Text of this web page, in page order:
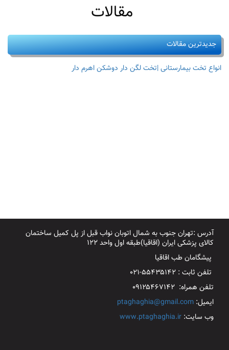
مقالات
جدیدترین مقالات
انواع تخت بیمارستانی |تخت لگن دار دوشکن اهرم دار
آدرس :تهران جنوب به شمال اتوبان نواب قبل از پل کمیل ساختمان
کالای پزشکی ایران (اقاقیا)طبقه اول واحد ۱۲۲
پیشگامان طب اقاقیا
تلفن ثابت : ۵۵۴۳۵۱۴۲-۰۲۱
تلفن همراه: ۰۹۱۲۵۴۶۷۱۴۲
ایمیل: ptaghaghia@gmail.com
وب سایت: www.ptaghaghia.ir